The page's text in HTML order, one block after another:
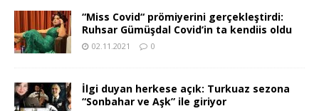
“Miss Covid“ prömiyerini gerçekleştirdi:
Ruhsar Gümüşdal Covid‘in ta kendiis oldu
02.11.2021 0
İlgi duyan herkese açık: Turkuaz sezona
“Sonbahar ve Aşk” ile giriyor